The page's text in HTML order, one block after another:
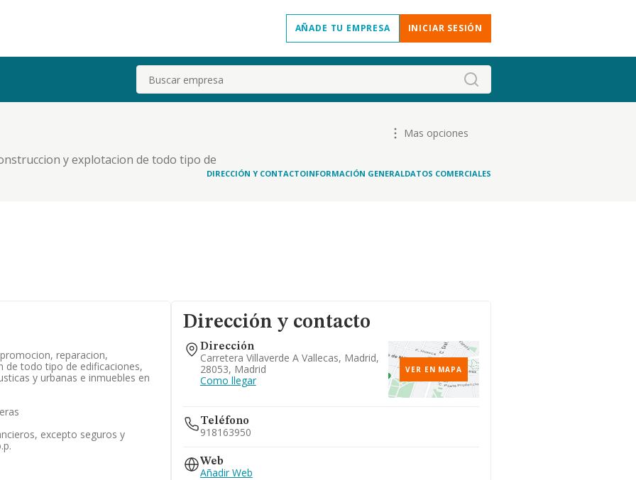
AÑADE TU EMPRESA INICIAR SESIÓN
Buscar
y explotacion de todo tipo de
e inmuebles en general
Mas opciones
DIRECCIÓN Y CONTACTOINFORMACIÓN GENERALDATOS COMERCIALES
reparacion,
de todo tipo de edificaciones,
y urbanas e inmuebles en
excepto seguros y
Dirección y contacto
Dirección
Carretera Villaverde A Vallecas, Madrid,
28053, Madrid
Como llegar
VER EN MAPA
Teléfono
918163950
Web
Añadir Web